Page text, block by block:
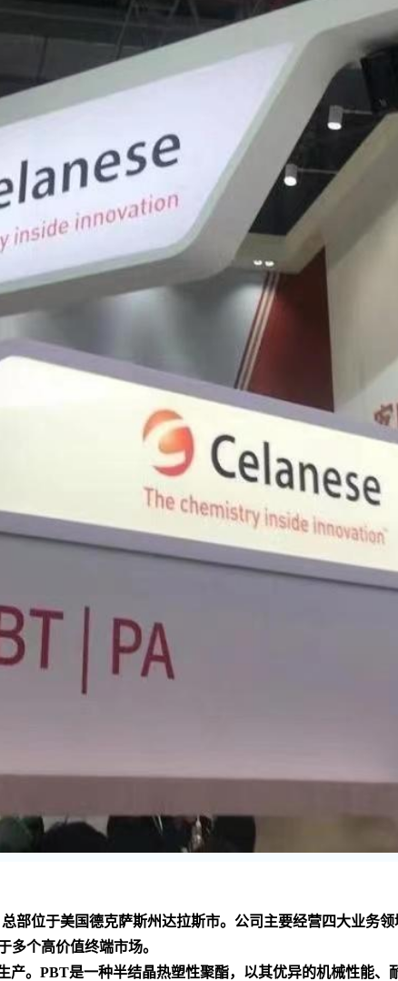
部位于美国德克萨斯州达拉斯市。公司主要经营四大业务
多个高价值终端市场。
。PBT是一种半结晶热塑性聚酯，以其优异的机械性能